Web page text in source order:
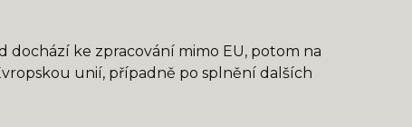
dochází ke zpracování mimo EU, potom na
unií, případně po splnění dalších